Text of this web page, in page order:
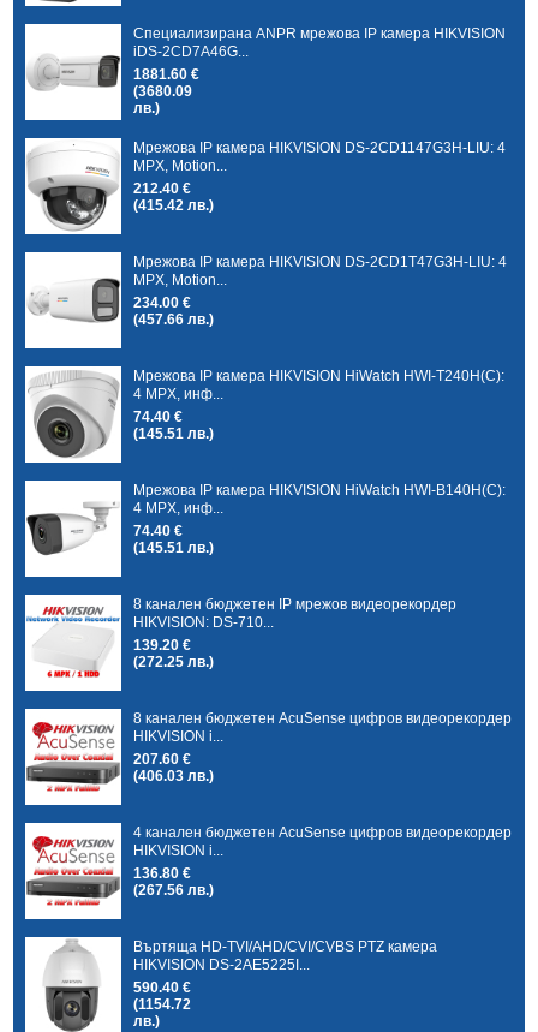
Специализирана ANPR мрежова IP камера HIKVISION
iDS-2CD7A46G...
1881.60 €
(3680.09
лв.)
Мрежова IP камера HIKVISION DS-2CD1147G3H-LIU: 4
MPX, Motion...
212.40 €
(415.42 лв.)
Мрежова IP камера HIKVISION DS-2CD1T47G3H-LIU: 4
MPX, Motion...
234.00 €
(457.66 лв.)
Мрежова IP камера HIKVISION HiWatch HWI-T240H(C):
4 MPX, инф...
74.40 €
(145.51 лв.)
Мрежова IP камера HIKVISION HiWatch HWI-B140H(C):
4 MPX, инф...
74.40 €
(145.51 лв.)
8 канален бюджетен IP мрежов видеорекордер
HIKVISION: DS-710...
139.20 €
(272.25 лв.)
8 канален бюджетен AcuSense цифров видеорекордер
HIKVISION i...
207.60 €
(406.03 лв.)
4 канален бюджетен AcuSense цифров видеорекордер
HIKVISION i...
136.80 €
(267.56 лв.)
Въртяща HD-TVI/AHD/CVI/CVBS PTZ камера
HIKVISION DS-2AE5225I...
590.40 €
(1154.72
лв.)